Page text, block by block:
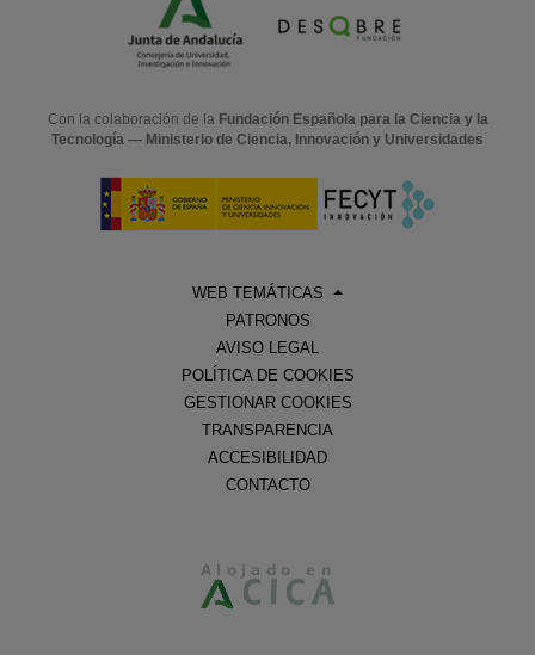
Con la colaboración de la Fundación Española para la Ciencia y la
Tecnología — Ministerio de Ciencia, Innovación y Universidades
WEB TEMÁTICAS
PATRONOS
AVISO LEGAL
POLÍTICA DE COOKIES
GESTIONAR COOKIES
TRANSPARENCIA
ACCESIBILIDAD
CONTACTO